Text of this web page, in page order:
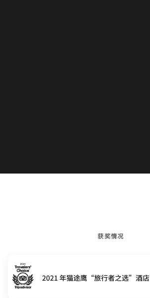
获奖情况
2021 年猫途鹰“旅行者之选”酒店